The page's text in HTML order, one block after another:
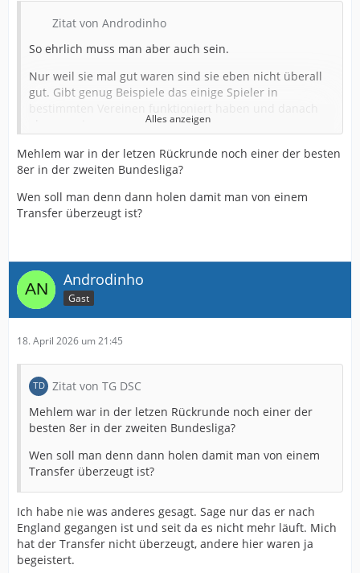
Zitat von Androdinho
So ehrlich muss man aber auch sein.
Nur weil sie mal gut waren sind sie eben nicht überall
gut. Gibt genug Beispiele das einige Spieler in
Telalovic war in Ulm gut aber in Nürnberg aber eben
gar nicht.
Mehlem war auch mal gut. Aber dann ging er nach
England und da war er nicht mehr so gut und bei uns
Hannover nur am Anfang und danach eben genauso
schlecht wie bei uns. Nur deshalb haben wir ihn
überhaupt bekommen.
das hat Gründe. Hat da auch nicht immer überzeugt.
Aber für mich noch einer der besseresn Transfers.
Knoche gut ist eben leider sehr langsam und auch da
lief es zuletzt nicht mehr und eben auch etwas älter.
Ich würde es Mutzel dennoch ankreiden. Denn wenn er
denkt die Spieler sind besser als sie aktuell spielen und
Kniat schafft es nicht aus diesen Spielern das Beste
raus zu holen ist Kniat der falsche Trainer und das
muss ein Mutzel erkennen.
Aber Telalovic, Mehlem und Rochelt haben mich von
Anfang an nicht überzeugt.
Alles anzeigen
Mehlem war in der letzen Rückrunde noch einer der besten
8er in der zweiten Bundesliga?
Wen soll man denn dann holen damit man von einem
Transfer überzeugt ist?
Androdinho
Gast
18. April 2026 um 21:45
Zitat von TG DSC
Mehlem war in der letzen Rückrunde noch einer der
besten 8er in der zweiten Bundesliga?
Wen soll man denn dann holen damit man von einem
Transfer überzeugt ist?
Ich habe nie was anderes gesagt. Sage nur das er nach
England gegangen ist und seit da es nicht mehr läuft. Mich
hat der Transfer nicht überzeugt, andere hier waren ja
begeistert.